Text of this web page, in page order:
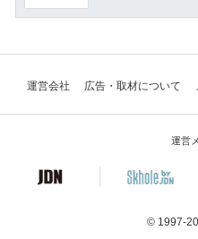
運営会社 広告・取材について
運営
© 1997-